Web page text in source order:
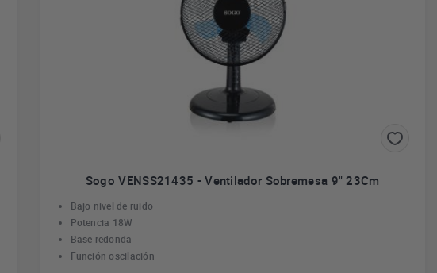
Sogo VENSS21435 - Ventilador Sobremesa 9" 23Cm
Bajo nivel de ruido
Potencia 18W
Base redonda
Función oscilación